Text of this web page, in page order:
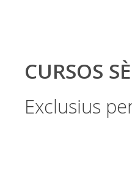
CURSOS
Exclusius